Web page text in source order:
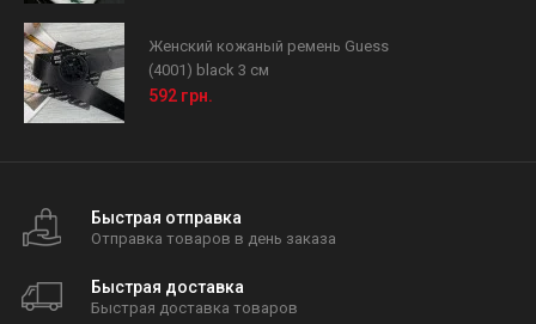
Женский кожаный ремень Guess
(4001) black 3 см
592 грн.
Быстрая отправка
Отправка товаров в день заказа
Быстрая доставка
Быстрая доставка товаров